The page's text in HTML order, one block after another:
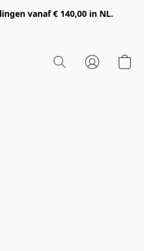
vanaf € 140,00 in NL.